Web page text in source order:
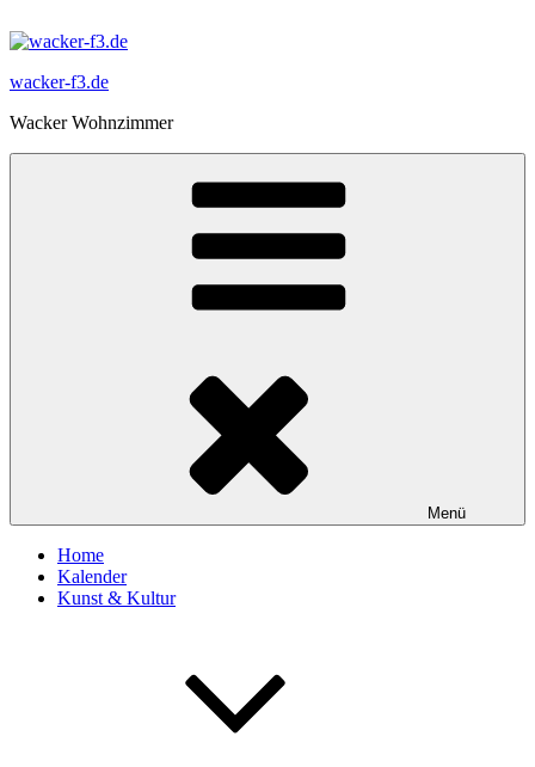
Inhalt
wacker-f3.de
Wacker Wohnzimmer
Menü
Home
Kalender
Kunst & Kultur